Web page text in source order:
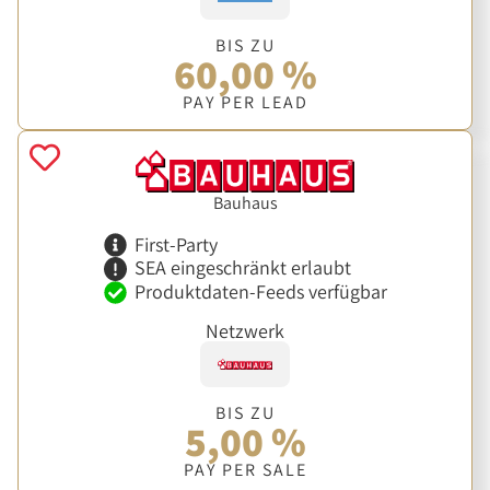
BIS ZU
60,00 %
PAY PER LEAD
Bauhaus
First-Party
SEA eingeschränkt erlaubt
Produktdaten-Feeds verfügbar
Netzwerk
BIS ZU
5,00 %
PAY PER SALE